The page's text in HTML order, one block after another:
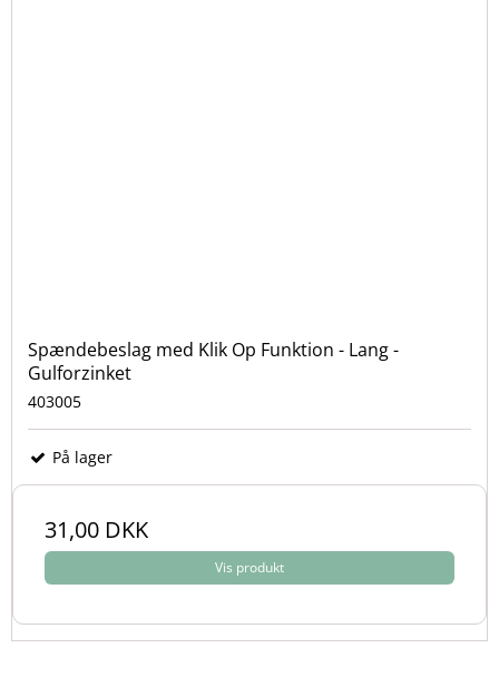
Spændebeslag med Klik Op Funktion - Lang -
Gulforzinket
403005
På lager
31,00 DKK
Vis produkt